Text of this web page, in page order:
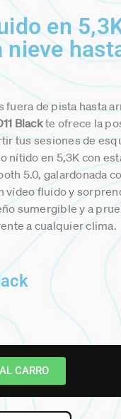
en
nieve
fuera de pista hasta
Blackte ofrece la
tus sesiones de
nítido en 5,3K con
5.0, galardonada
vídeo fluido y
sumergible y a
a cualquier clima.
CARRO